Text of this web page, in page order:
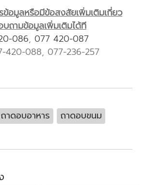
อมูลหรือมีข้อสงสัยเพิ่มเติมเกี่ยว
ถามข้อมูลเพิ่มเติมได้ที
086, 077 420-087
420-088, 077-236-257
ถาดอบอาหาร ถาดอบขนม